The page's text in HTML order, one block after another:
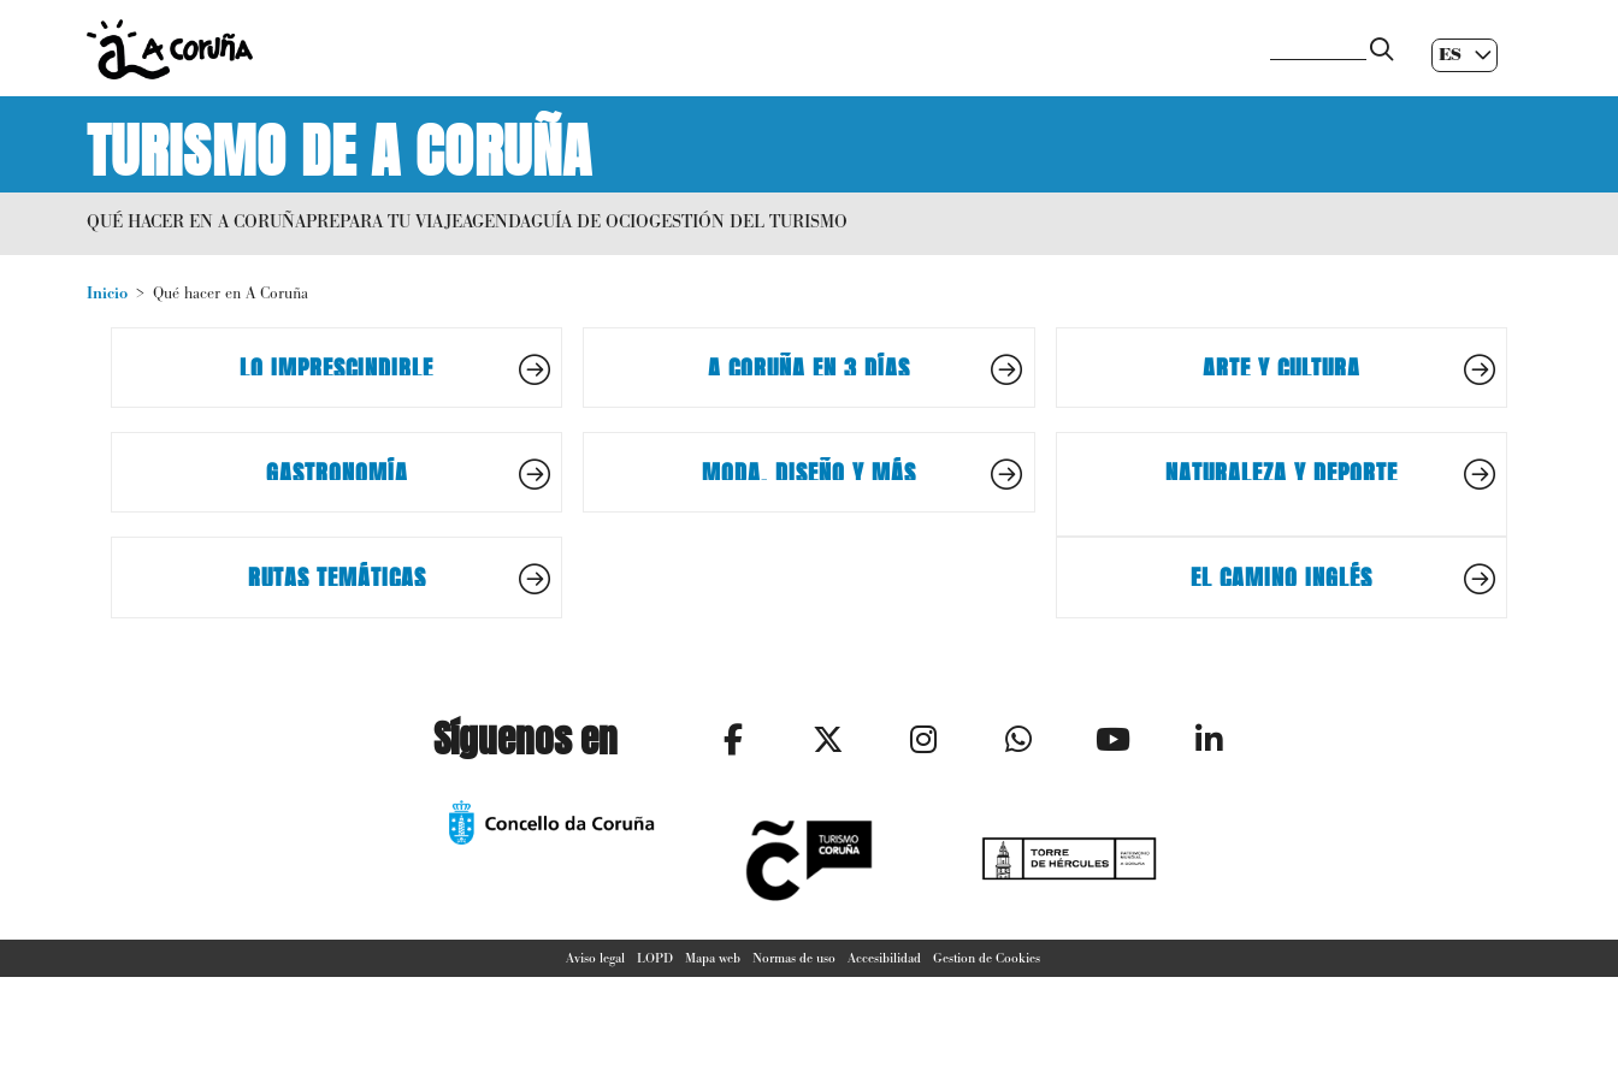
ES
GL|
EN
TURISMO DE A CORUÑA
QUÉ HACER EN A CORUÑAPREPARA TU VIAJEAGENDAGUÍA DE OCIOGESTIÓN DEL TURISMO
Inicio Qué hacer en A Coruña
LO IMPRESCINDIBLE A CORUÑA EN 3 DÍAS ARTE Y CULTURA
GASTRONOMÍA MODA, DISEÑO Y MÁS NATURALEZA Y DEPORTE
RUTAS TEMÁTICAS EL CAMINO INGLÉS
Síguenos en
Aviso legal LOPD Mapa web Normas de uso Accesibilidad Gestion de Cookies